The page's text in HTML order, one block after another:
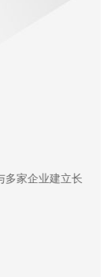
多家企业建立长